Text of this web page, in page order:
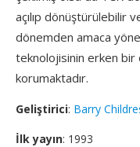
açılıp dönüştürülebilir
dönemden amaca
teknolojisinin erken bir
korumaktadır.
Geliştirici: Barry
İlk yayın: 1993